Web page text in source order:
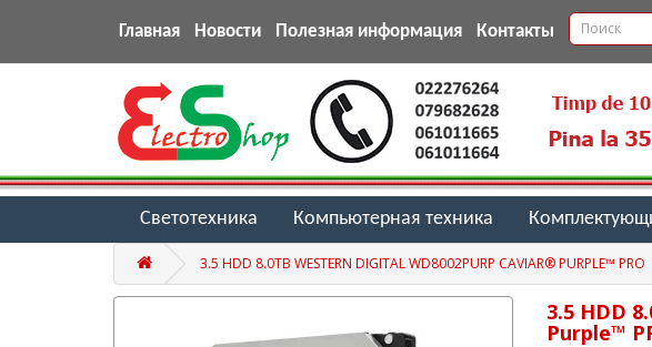
Главная Новости Полезная информация Контакты
Светотехника Компьютерная техника
3.5 HDD 8.0TB WESTERN DIGITAL WD8002PURP CAVIAR® PURPLE™ PRO
3.5 HDD
Purple™